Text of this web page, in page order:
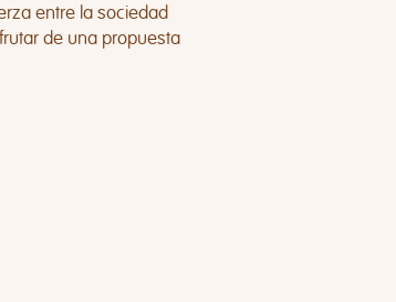
entre la sociedad
de una propuesta